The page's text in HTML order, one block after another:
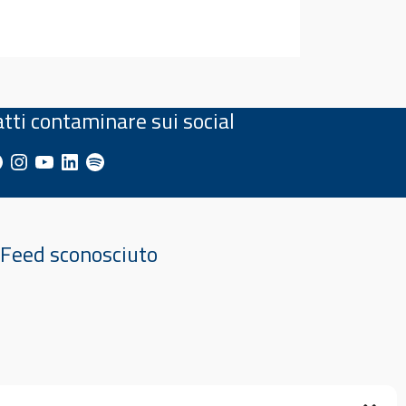
contaminare sui social
Instagram
YouTube
LinkedInSpotify
Feed sconosciuto